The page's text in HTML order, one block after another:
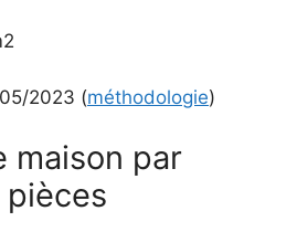
2023 (méthodologie)
maison par